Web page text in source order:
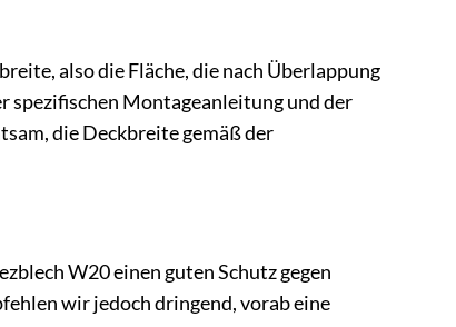
also die Fläche, die nach Überlappung
spezifischen Montageanleitung und der
die Deckbreite gemäß der
W20 einen guten Schutz gegen
wir jedoch dringend, vorab eine